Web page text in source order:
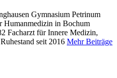
Gymnasium Petrinum
Humanmedizin in Bochum
Facharzt für Innere Medizin,
seit 2016 Mehr Beiträge